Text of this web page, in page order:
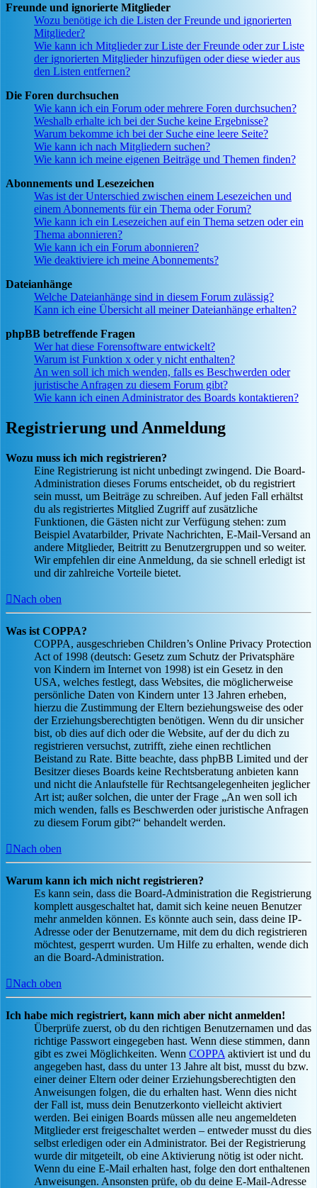
Freunde und ignorierte Mitglieder
Wozu benötige ich die Listen der Freunde und ignorierten
Mitglieder?
Wie kann ich Mitglieder zur Liste der Freunde oder zur Liste
der ignorierten Mitglieder hinzufügen oder diese wieder aus
den Listen entfernen?
Die Foren durchsuchen
Wie kann ich ein Forum oder mehrere Foren durchsuchen?
Weshalb erhalte ich bei der Suche keine Ergebnisse?
Warum bekomme ich bei der Suche eine leere Seite?
Wie kann ich nach Mitgliedern suchen?
Wie kann ich meine eigenen Beiträge und Themen finden?
Abonnements und Lesezeichen
Was ist der Unterschied zwischen einem Lesezeichen und
einem Abonnements für ein Thema oder Forum?
Wie kann ich ein Lesezeichen auf ein Thema setzen oder ein
Thema abonnieren?
Wie kann ich ein Forum abonnieren?
Wie deaktiviere ich meine Abonnements?
Dateianhänge
Welche Dateianhänge sind in diesem Forum zulässig?
Kann ich eine Übersicht all meiner Dateianhänge erhalten?
phpBB betreffende Fragen
Wer hat diese Forensoftware entwickelt?
Warum ist Funktion x oder y nicht enthalten?
An wen soll ich mich wenden, falls es Beschwerden oder
juristische Anfragen zu diesem Forum gibt?
Wie kann ich einen Administrator des Boards kontaktieren?
Registrierung und Anmeldung
Wozu muss ich mich registrieren?
Eine Registrierung ist nicht unbedingt zwingend. Die Board-
Administration dieses Forums entscheidet, ob du registriert
sein musst, um Beiträge zu schreiben. Auf jeden Fall erhältst
du als registriertes Mitglied Zugriff auf zusätzliche
Funktionen, die Gästen nicht zur Verfügung stehen: zum
Beispiel Avatarbilder, Private Nachrichten, E-Mail-Versand an
andere Mitglieder, Beitritt zu Benutzergruppen und so weiter.
Wir empfehlen dir eine Anmeldung, da sie schnell erledigt ist
und dir zahlreiche Vorteile bietet.
Nach oben
Was ist COPPA?
COPPA, ausgeschrieben Children’s Online Privacy Protection
Act of 1998 (deutsch: Gesetz zum Schutz der Privatsphäre
von Kindern im Internet von 1998) ist ein Gesetz in den
USA, welches festlegt, dass Websites, die möglicherweise
persönliche Daten von Kindern unter 13 Jahren erheben,
hierzu die Zustimmung der Eltern beziehungsweise des oder
der Erziehungsberechtigten benötigen. Wenn du dir unsicher
bist, ob dies auf dich oder die Website, auf der du dich zu
registrieren versuchst, zutrifft, ziehe einen rechtlichen
Beistand zu Rate. Bitte beachte, dass phpBB Limited und der
Besitzer dieses Boards keine Rechtsberatung anbieten kann
und nicht die Anlaufstelle für Rechtsangelegenheiten jeglicher
Art ist; außer solchen, die unter der Frage „An wen soll ich
mich wenden, falls es Beschwerden oder juristische Anfragen
zu diesem Forum gibt?“ behandelt werden.
Nach oben
Warum kann ich mich nicht registrieren?
Es kann sein, dass die Board-Administration die Registrierung
komplett ausgeschaltet hat, damit sich keine neuen Benutzer
mehr anmelden können. Es könnte auch sein, dass deine IP-
Adresse oder der Benutzername, mit dem du dich registrieren
möchtest, gesperrt wurden. Um Hilfe zu erhalten, wende dich
an die Board-Administration.
Nach oben
Ich habe mich registriert, kann mich aber nicht anmelden!
Überprüfe zuerst, ob du den richtigen Benutzernamen und das
richtige Passwort eingegeben hast. Wenn diese stimmen, dann
gibt es zwei Möglichkeiten. Wenn COPPA aktiviert ist und du
angegeben hast, dass du unter 13 Jahre alt bist, musst du bzw.
einer deiner Eltern oder deiner Erziehungsberechtigten den
Anweisungen folgen, die du erhalten hast. Wenn dies nicht
der Fall ist, muss dein Benutzerkonto vielleicht aktiviert
werden. Bei einigen Boards müssen alle neu angemeldeten
Mitglieder erst freigeschaltet werden – entweder musst du dies
selbst erledigen oder ein Administrator. Bei der Registrierung
wurde dir mitgeteilt, ob eine Aktivierung nötig ist oder nicht.
Wenn du eine E-Mail erhalten hast, folge den dort enthaltenen
Anweisungen. Ansonsten prüfe, ob du deine E-Mail-Adresse